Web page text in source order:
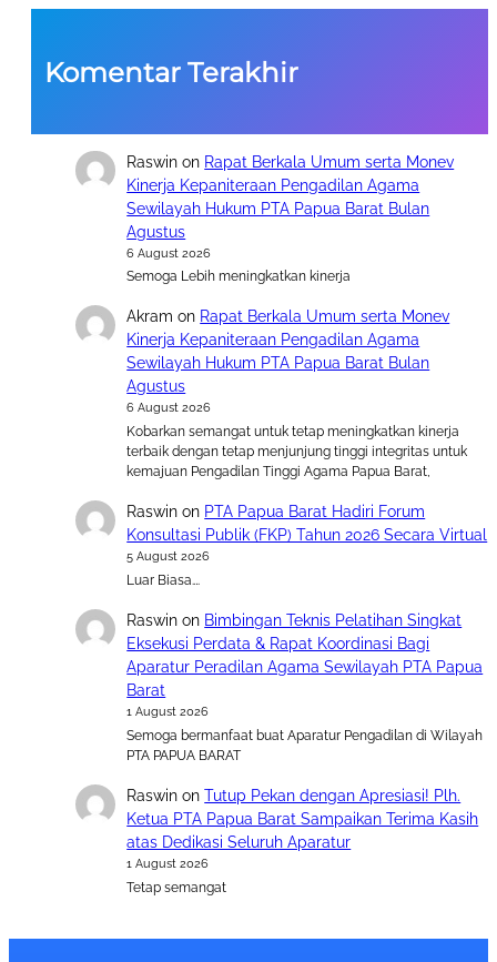
Komentar Terakhir
Raswin on Rapat Berkala Umum serta Monev
Kinerja Kepaniteraan Pengadilan Agama
Sewilayah Hukum PTA Papua Barat Bulan
Agustus
6 August 2026
Semoga Lebih meningkatkan kinerja
Akram on Rapat Berkala Umum serta Monev
Kinerja Kepaniteraan Pengadilan Agama
Sewilayah Hukum PTA Papua Barat Bulan
Agustus
6 August 2026
Kobarkan semangat untuk tetap meningkatkan kinerja
terbaik dengan tetap menjunjung tinggi integritas untuk
kemajuan Pengadilan Tinggi Agama Papua Barat,
Raswin on PTA Papua Barat Hadiri Forum
Konsultasi Publik (FKP) Tahun 2026 Secara Virtual
5 August 2026
Luar Biasa….
Raswin on Bimbingan Teknis Pelatihan Singkat
Eksekusi Perdata & Rapat Koordinasi Bagi
Aparatur Peradilan Agama Sewilayah PTA Papua
Barat
1 August 2026
Semoga bermanfaat buat Aparatur Pengadilan di Wilayah
PTA PAPUA BARAT
Raswin onTutup Pekan dengan Apresiasi! Plh.
Ketua PTA Papua Barat Sampaikan Terima Kasih
atas Dedikasi Seluruh Aparatur
1 August 2026
Tetap semangat